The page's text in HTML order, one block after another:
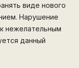
виде нового
Нарушение
нежелательным
данный